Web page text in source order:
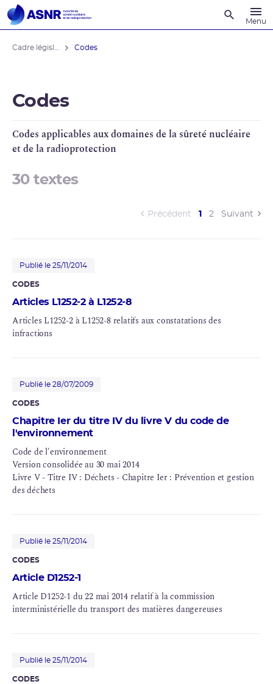
Menu
Codes
Codes
Codes applicables aux domaines de la sûreté nucléaire
et de laradioprotection
30 textes
Précédent 1 (current)
2 Suivant
Publié le 25/11/2014
CODES
Articles L1252-2 à L1252-8
Articles L1252-2 à L1252-8 relatifs aux constatations des
infractions
Publié le 28/07/2009
CODES
Chapitre Ier du titre IV du livre V du code de
l'environnement
Code de l'environnement
Version consolidée au 30 mai 2014
Livre V - Titre IV : Déchets - Chapitre Ier : Prévention et gestion
des déchets
Publié le 25/11/2014
CODES
Article D1252-1
Article D1252-1 du 22 mai 2014 relatif à la commission
interministérielle du transport des matières dangereuses
Publié le 25/11/2014
CODES